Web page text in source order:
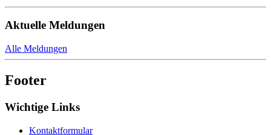
Aktuelle Meldungen
Alle Meldungen
Footer
Wichtige Links
Kontaktformular